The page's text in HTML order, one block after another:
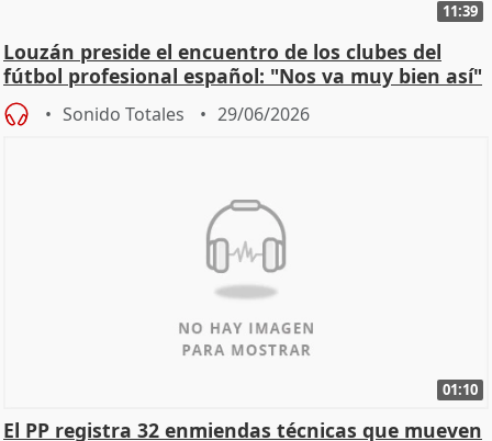
11:39
Louzán preside el encuentro de los clubes del
fútbol profesional español: "Nos va muy bien así"
Sonido Totales 29/06/2026
01:10
El PP registra 32 enmiendas técnicas que mueven